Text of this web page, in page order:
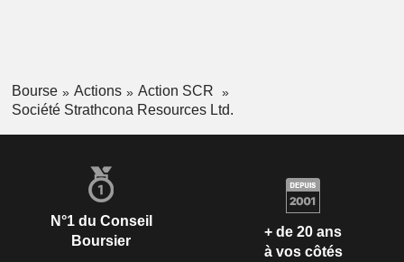
Bourse Actions
Action SCR
Société Strathcona Resources Ltd.
N°1 du Conseil
Boursier
+ de 20 ans
à vos côtés